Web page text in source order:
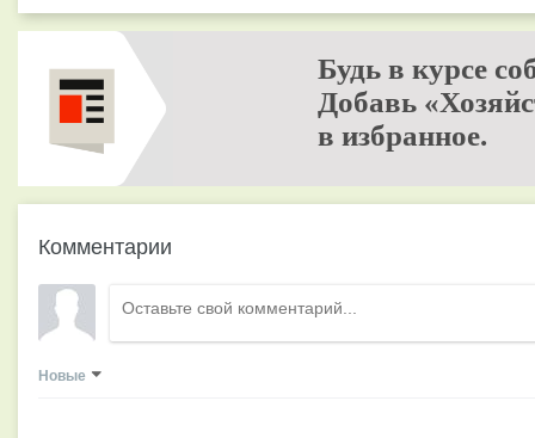
Будь в курсе
Добавь
в избранное.
Комментарии
Новые